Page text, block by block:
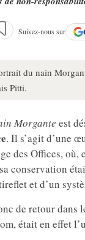
Suivez-nous sur
du nain
Pitti.
Morgante est
. Il s’agit d’une
des Offices,
conservation
et d’un
de retour dans
était en effet